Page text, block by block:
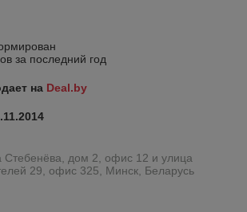
за последний год
на Deal.by
Стебенёва, дом 2, офис 12 и улица
29, офис 325, Минск, Беларусь